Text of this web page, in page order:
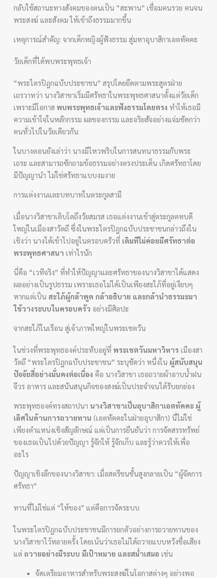
กลับใช้สถานะทางสังคมของตนเป็น “สะพาน” เชื่อมคนรวย คนจน
พระสงฆ์ และสังคม ให้เข้าถึงธรรมมากขึ้น
เหตุการณ์สำคัญ: จากเด็กหญิงผู้ฟังธรรม สู่มหาอุบาสิกาเอตทัคคะ
วัยเด็กที่ได้พบพระพุทธเจ้า
“พระไตรปิฎกฉบับประชาชน” สรุปโดยยึดตามพระสูตรฝ่าย
เถรวาทว่า นางวิสาขาเริ่มมีศรัทธาในพระพุทธศาสนาตั้งแต่วัยเด็ก
เพราะมีโอกาสพบพระพุทธเจ้าและฟังธรรมโดยตรง ทำให้เธอมี
ความเข้าใจในหลักกรรม ผลของกรรม และอริยสัจอย่างแจ่มชัดกว่า
คนทั่วไปในวัยเดียวกัน
ในบางตอนยังเล่าว่า นางมีไหวพริบในการสนทนาธรรมกับพระ
เถระ และสามารถซักถามข้อธรรมอย่างตรงประเด็น เกิดศรัทธาโดย
มีปัญญานำ ไม่ใช่ศรัทธาแบบงมงาย
การแต่งงานและบทบาทในตระกูลสามี
เมื่อนางวิสาขาเติบโตถึงวัยสมรส เธอแต่งงานเข้าสู่ตระกูลคหบดี
ใหญ่ในเมืองสาวัตถี ซึ่งในพระไตรปิฎกฉบับประชาชนกล่าวถึงใน
เชิงว่า นางได้เข้าไปอยู่ในครอบครัวที่ เดิมทีไม่ค่อยมีศรัทธาต่อ
พระพุทธศาสนา เท่าไรนัก
นี่คือ “เวทีจริง” ที่ทำให้ปัญญาและศรัทธาของนางวิสาขาได้แสดง
ผลอย่างเป็นรูปธรรม เพราะเธอไม่ได้เป็นเพียงสะใภ้ที่อยู่เงียบๆ
หากแต่เป็นสะใภ้ผู้กล้าพูด กล้าอธิบาย และกล้านำธรรมะมา
ใช้วางระบบในครอบครัว อย่างมีศิลปะ
จากสะใภ้ในเรือน สู่เจ้าภาพใหญ่ในพระเชตวัน
ในช่วงที่พระพุทธองค์ประทับอยู่ที่พระเชตวันมหาวิหาร เมืองสา
วัตถี “พระไตรปิฎกฉบับประชาชน” ระบุชัดว่า หนึ่งใน ผู้สนับสนุน
ปัจจัยสี่อย่างมั่นคงต่อเนื่อง คือ นางวิสาขา เธอถวายผ้าอาบน้ำฝน
จีวร อาหาร และสนันสนุนกิจของสงฆ์เป็นประจำจนได้รับยกย่อง
พระพุทธองค์ทรงสถาปนานางวิสาขาเป็นอุบาสิกาเอตทัคคะ ผู้
เลิศในด้านการถวายทาน (เอตทัคคะในฝ่ายอุบาสิกา) นี่ไม่ใช่
เพียงตำแหน่งเชิงสัญลักษณ์ แต่เป็นการยืนยันว่า การจัดสรรทรัพย์
ของเธอเป็นไปด้วยปัญญา รู้จักให้ รู้จักเก็บ และรู้ว่าควรให้เพื่อ
อะไร
ปัญญาเชิงลึกของนางวิสาขา: เมื่อสตรีชนชั้นสูงกลายเป็น “ผู้จัดการ
ศรัทธา”
ทานที่ไม่ใช่แค่ “ให้ของ” แต่คือการจัดระบบ
ในพระไตรปิฎกฉบับประชาชนมีการยกตัวอย่างการถวายทานของ
นางวิสาขาไว้หลายครั้ง โดยเน้นว่าเธอไม่ได้ถวายแบบหวังชื่อเสียง
แต่ถวายอย่างมีระบบ มีเป้าหมาย และสม่ำเสมอ เช่น
จัดเตรียมอาหารสำหรับพระสงฆ์ในโอกาสต่างๆ อย่างพอ